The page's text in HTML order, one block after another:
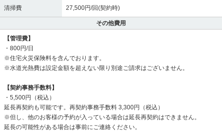
清掃費 27,500円/回(契約時)
その他費用
【管理費】
・800円/日
※住宅火災保険料を含んでおります。
※水道光熱費は設定金額を超えない限り別途ご請求はございません。
【契約事務手数料】
・5,500円（税込）
延長再契約も可能です。再契約事務手数料 3,300円（税込）
※但し、他のお客様の予約が入っている場合は延長再契約はできません。
延長の可能性がある場合は事前にご連絡ください。